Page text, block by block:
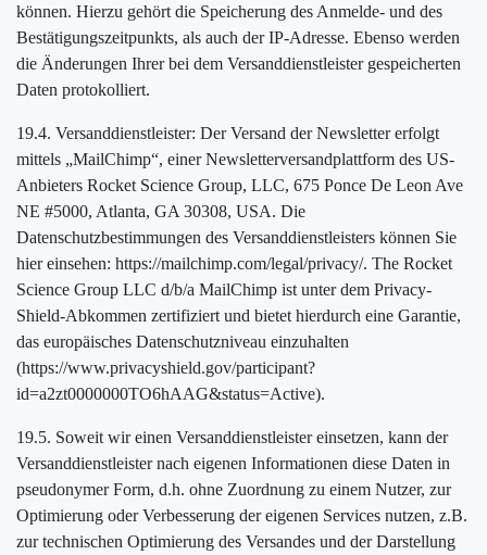
können. Hierzu gehört die Speicherung des Anmelde- und des
Bestätigungszeitpunkts, als auch der IP-Adresse. Ebenso werden
die Änderungen Ihrer bei dem Versanddienstleister gespeicherten
Daten protokolliert.
19.4. Versanddienstleister: Der Versand der Newsletter erfolgt
mittels „MailChimp“, einer Newsletterversandplattform des US-
Anbieters Rocket Science Group, LLC, 675 Ponce De Leon Ave
NE #5000, Atlanta, GA 30308, USA. Die
Datenschutzbestimmungen des Versanddienstleisters können Sie
hier einsehen: https://mailchimp.com/legal/privacy/. The Rocket
Science Group LLC d/b/a MailChimp ist unter dem Privacy-
Shield-Abkommen zertifiziert und bietet hierdurch eine Garantie,
das europäisches Datenschutzniveau einzuhalten
(https://www.privacyshield.gov/participant?
id=a2zt0000000TO6hAAG&status=Active).
19.5. Soweit wir einen Versanddienstleister einsetzen, kann der
Versanddienstleister nach eigenen Informationen diese Daten in
pseudonymer Form, d.h. ohne Zuordnung zu einem Nutzer, zur
Optimierung oder Verbesserung der eigenen Services nutzen, z.B.
zur technischen Optimierung des Versandes und der Darstellung